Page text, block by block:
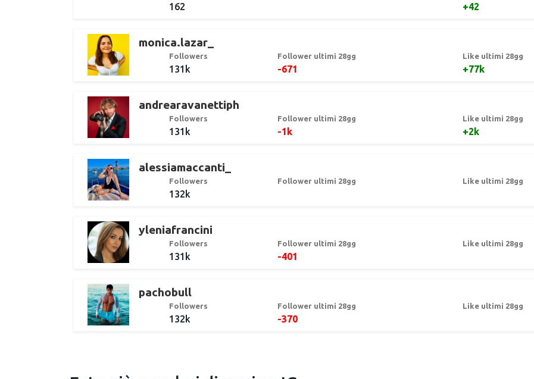
162 +42
monica.lazar_
Followers
131k
Follower ultimi 28gg
-671
Like ultimi 28gg
+77k
andrearavanettiph
Followers
131k
Follower ultimi 28gg
-1k
Like ultimi 28gg
+2k
alessiamaccanti_
Followers
132k
Follower ultimi 28gg Like ultimi 28gg
yleniafrancini
Followers
131k
Follower ultimi 28gg
-401
Like ultimi 28gg
pachobull
Followers
132k
Follower ultimi 28gg
-370
Like ultimi 28gg